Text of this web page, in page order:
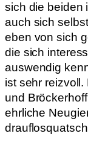
sich die beiden
auch sich
eben von sich
die sich
auswendig
ist sehr
und
ehrliche